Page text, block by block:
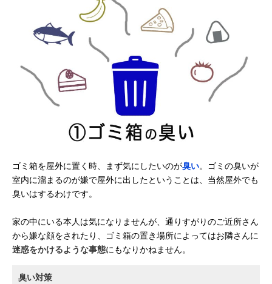
ゴミ箱を屋外に置く時、まず気にしたいのが臭い。ゴミの臭いが
室内に溜まるのが嫌で屋外に出したということは、当然屋外でも
臭いはするわけです。
家の中にいる本人は気になりませんが、通りすがりのご近所さん
から嫌な顔をされたり、ゴミ箱の置き場所によってはお隣さんに
迷惑をかけるような事態にもなりかねません。
臭い対策